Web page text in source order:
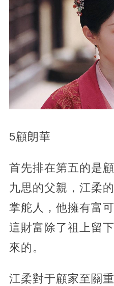
5顧朗華
首先排在第五的是
九思的父親，江柔
掌舵人，他擁有富
這財富除了祖上留
來的。
江柔對于顧家至關